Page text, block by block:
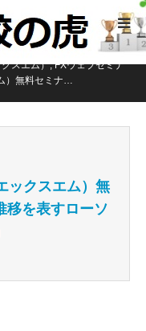
スエム）, FXウェブセミナ
）無料セミナ…
ックスエム）無
移を表すローソ